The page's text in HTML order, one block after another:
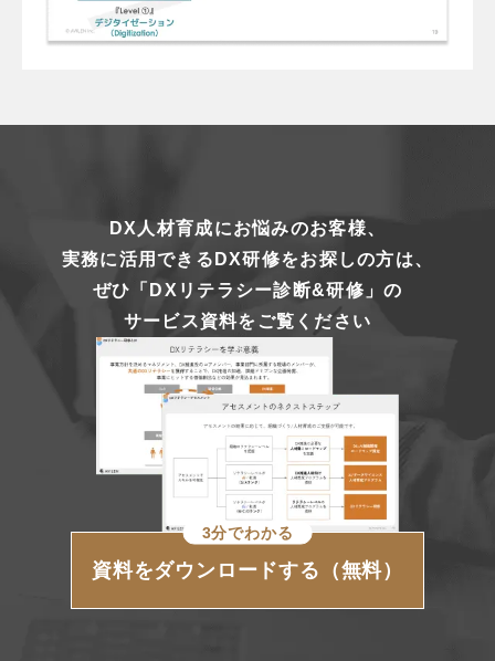
DX人材育成にお悩みのお客様、
実務に活用できるDX研修をお探しの方は、
ぜひ「DXリテラシー診断&研修」の
サービス資料をご覧ください
3分でわかる
資料をダウンロードする（無料）